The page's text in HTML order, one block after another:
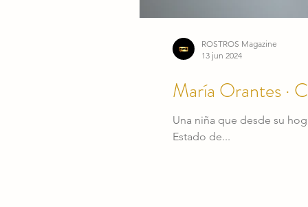
María Orantes ·
Una niña que desde su
Estado de...
ROSTROS Magazine
13 jun 2024